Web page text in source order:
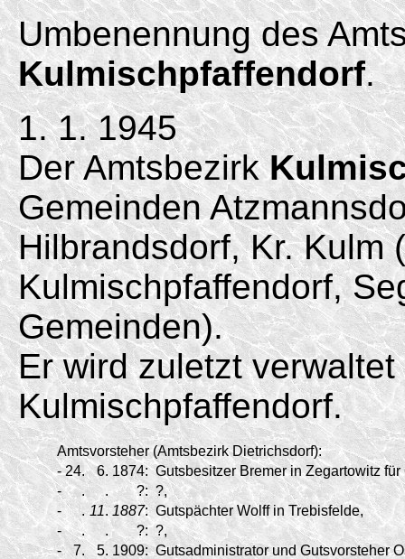
Umbenennung des
Kulmischpfaffendorf.
1. 1. 1945
Der Amtsbezirk
Gemeinden
Hilbrandsdorf, Kr. Kulm
Kulmischpfaffendorf,
Gemeinden).
Er wird zuletzt
Kulmischpfaffendorf.
Amtsvorsteher (Amtsbezirk Dietrichsdorf):
- 24. 6. 1874: Gutsbesitzer Bremer in Zegartowitz für
-
. . ?: ?,
-
. 11. 1887: Gutspächter Wolff in Trebisfelde,
-
. . ?: ?,
-
7. 5. 1909: Gutsadministrator und Gutsvorsteher